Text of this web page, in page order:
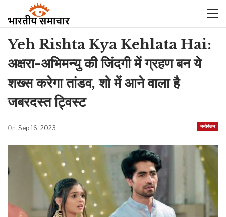
Yeh Rishta Kya Kehlata Hai:
अक्षरा-अभिमन्यु की जिंदगी में ग्रहण बन ये
शख्स करेगा तांडव, शो में आने वाला है
जबरदस्त ट्विस्ट
मनोरंजन
On Sep 16, 2023